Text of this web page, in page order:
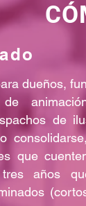
dueños,
de
que
años